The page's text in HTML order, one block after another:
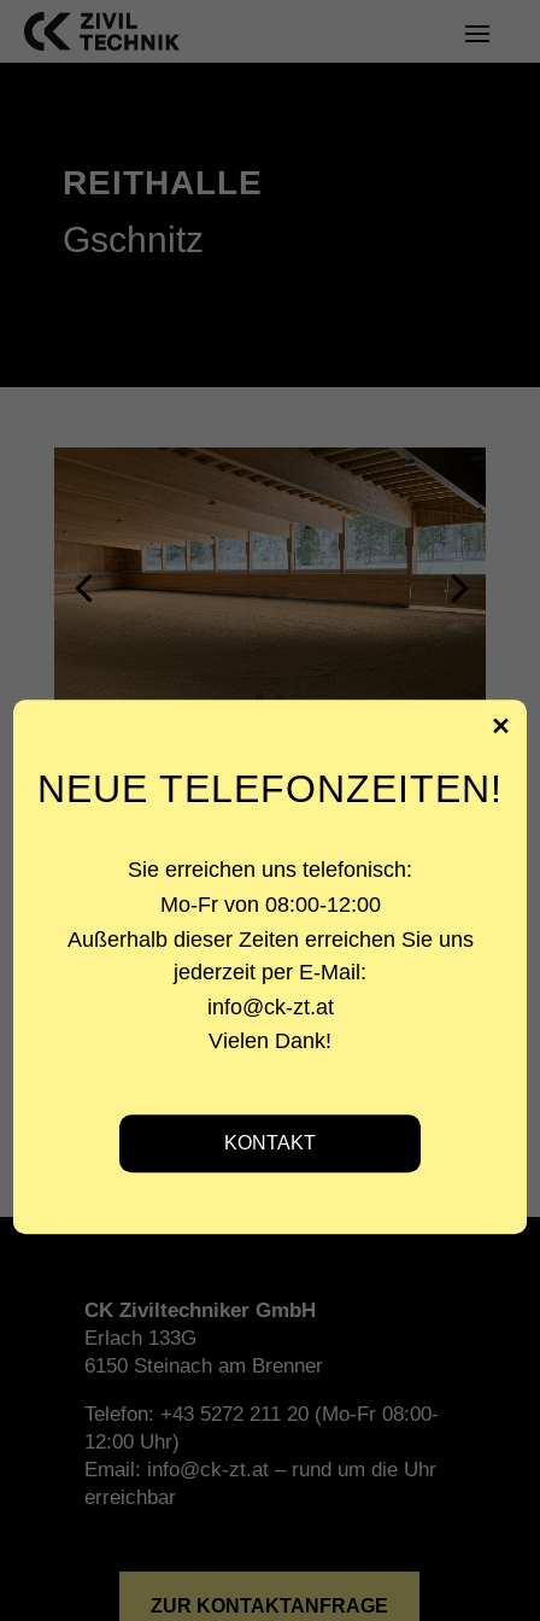
REITHALLE
Gschnitz
ÜBER DAS PROJEKT
Reithalle
LEISTUNG
Statik
Dr. Wagner Charlotte
CK Ziviltechniker GmbH
Erlach 133G
6150 Steinach am Brenner
Telefon: +43 5272 211 20 (Mo-Fr 08:00-
12:00 Uhr)
Email: info@ck-zt.at – rund um die Uhr
erreichbar
ZUR KONTAKTANFRAGE
NEUE TELEFONZEITEN!
Sie erreichen uns telefonisch:
Mo-Fr von 08:00-12:00
Außerhalb dieser Zeiten erreichen Sie uns
jederzeit per E-Mail:
info@ck-zt.at
Vielen Dank!